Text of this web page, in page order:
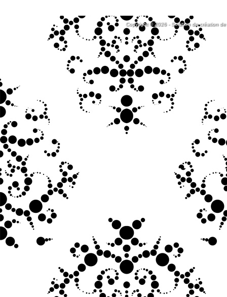
Copyright © 2026 - Solution de création